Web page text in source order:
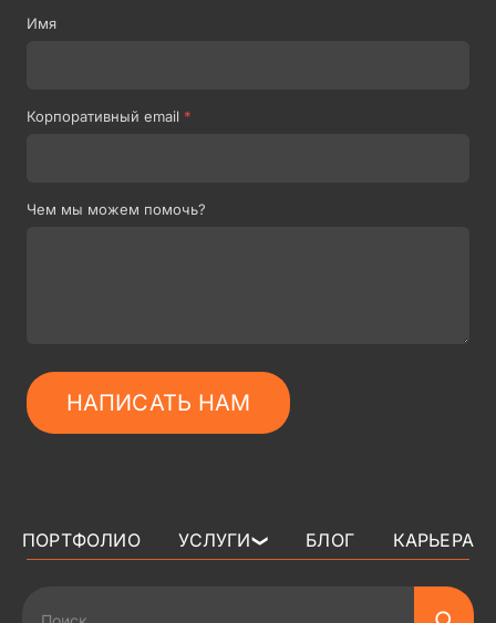
Имя
Корпоративный email *
Чем мы можем помочь?
НАПИСАТЬ НАМ
ПОРТФОЛИО УСЛУГИ ❯ БЛОГ
КАРЬЕРА